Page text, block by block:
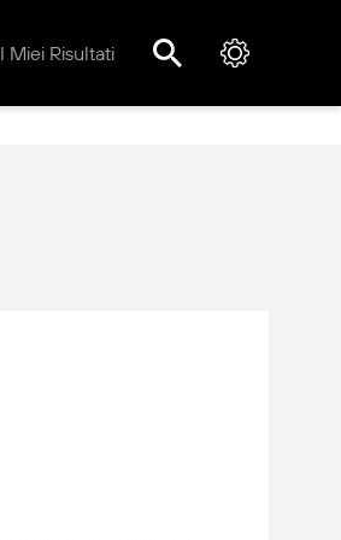
I Miei Risultati